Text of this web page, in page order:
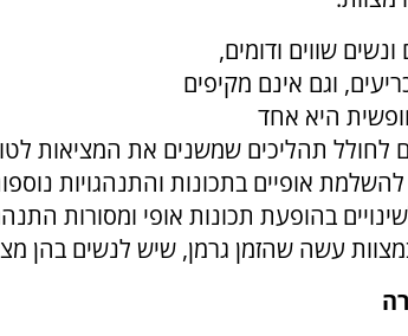
שווים ודומים,
וגם אינם מקיפים
היא אחד
לחולל תהליכים שמשנים את המציאות
אופיים בתכונות והתנהגויות
בהופעת תכונות אופי ומסורות
עשה שהזמן גרמן, שיש לנשים בהן